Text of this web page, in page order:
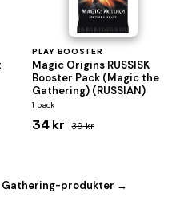
PLAY BOOSTER
Magic Origins RUSSISK
Booster Pack (Magic the
Gathering) (RUSSIAN)
1 pack
34 kr 39 kr
Gathering-produkter →